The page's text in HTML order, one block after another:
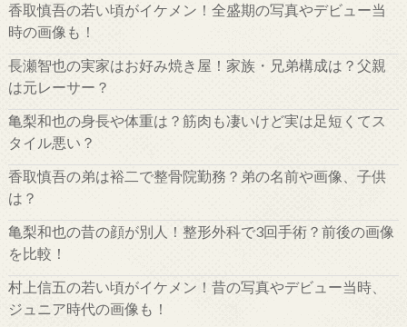
香取慎吾の若い頃がイケメン！全盛期の写真やデビュー当
時の画像も！
長瀬智也の実家はお好み焼き屋！家族・兄弟構成は？父親
は元レーサー？
亀梨和也の身長や体重は？筋肉も凄いけど実は足短くてス
タイル悪い？
香取慎吾の弟は裕二で整骨院勤務？弟の名前や画像、子供
は？
亀梨和也の昔の顔が別人！整形外科で3回手術？前後の画像
を比較！
村上信五の若い頃がイケメン！昔の写真やデビュー当時、
ジュニア時代の画像も！